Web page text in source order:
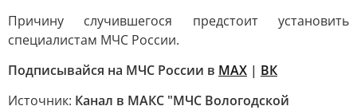
Причину случившегося предстоит установить
специалистам МЧС России.
Подписывайся на МЧС России в MAX | ВК
Источник: Канал в МАКС "МЧС Вологодской